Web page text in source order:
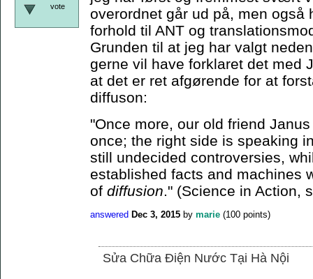
vote
overordnet går ud på, men også
forhold til ANT og
Grunden til at jeg har valgt
gerne vil have forklaret det med
at det er ret afgørende for at
diffuson:
"Once more, our old friend
once; the right side is speaking
still undecided controversies,
established facts and machines
of diffusion ." (Science in Action,
answered Dec 3, 2015 by marie (100 points)
Sửa Chữa Điện Nước Tại Hà Nội